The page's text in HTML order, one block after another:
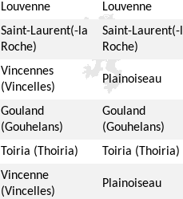
Louvenne Louvenne
Saint-Laurent(-la
Roche)
Saint-Laurent(-
Roche)
Vincennes
(Vincelles)
Plainoiseau
Gouland
(Gouhelans)
Gouland
(Gouhelans)
Toiria (Thoiria) Toiria (Thoiria)
Vincenne
(Vincelles)
Plainoiseau